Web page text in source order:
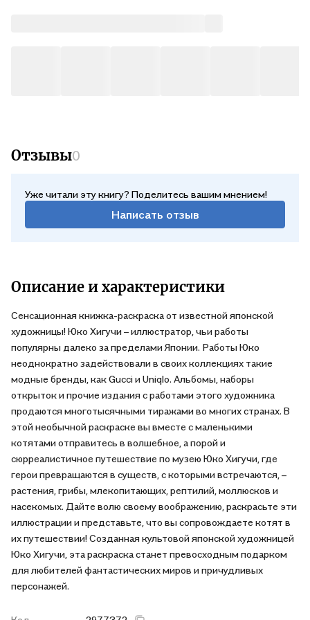
Отзывы0
Уже читали эту книгу? Поделитесь вашим мнением!
Написать отзыв
Описание и характеристики
Сенсационная книжка-раскраска от известной японской
художницы! Юко Хигучи – иллюстратор, чьи работы
популярны далеко за пределами Японии. Работы Юко
неоднократно задействовали в своих коллекциях такие
модные бренды, как Gucci и Uniqlo. Альбомы, наборы
открыток и прочие издания с работами этого художника
продаются многотысячными тиражами во многих странах. В
этой необычной раскраске вы вместе с маленькими
котятами отправитесь в волшебное, а порой и
сюрреалистичное путешествие по музею Юко Хигучи, где
герои превращаются в существ, с которыми встречаются, –
растения, грибы, млекопитающих, рептилий, моллюсков и
насекомых. Дайте волю своему воображению, раскрасьте эти
иллюстрации и представьте, что вы сопровождаете котят в
их путешествии! Созданная культовой японской художницей
Юко Хигучи, эта раскраска станет превосходным подарком
для любителей фантастических миров и причудливых
персонажей.